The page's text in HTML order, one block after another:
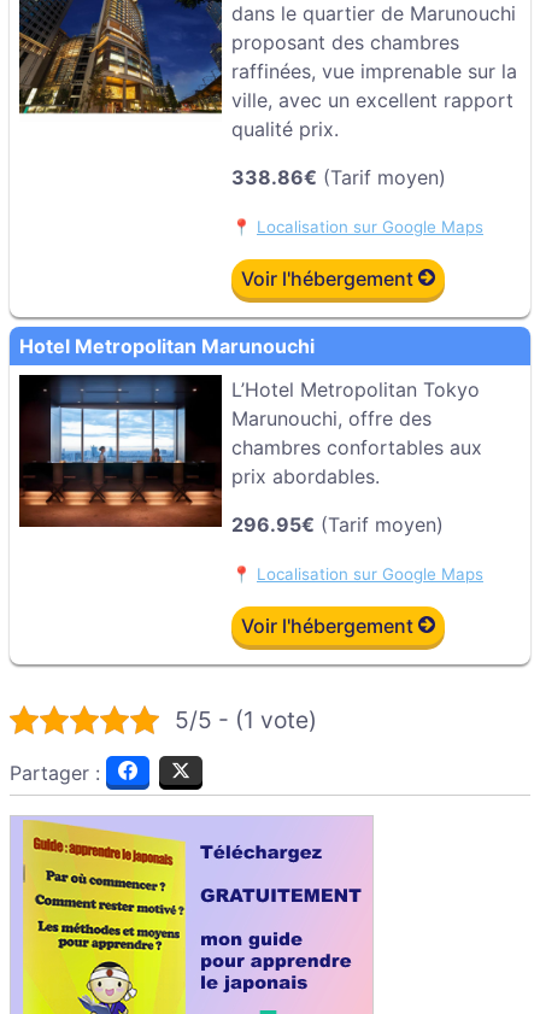
dans le quartier de Marunouchi
proposant des chambres
raffinées, vue imprenable sur la
ville, avec un excellent rapport
qualité prix.
338.86€ (Tarif moyen)
📍 Localisation sur Google Maps
Voir l'hébergement
Hotel Metropolitan Marunouchi
L’Hotel Metropolitan Tokyo
Marunouchi, offre des
chambres confortables aux
prix abordables.
296.95€ (Tarif moyen)
📍 Localisation sur Google Maps
Voir l'hébergement
5/5 - (1 vote)
Partager :